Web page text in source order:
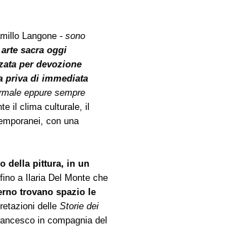
Langone - sono
sacra oggi
per devozione
priva di immediata
eppure sempre
il clima culturale, il
con una
della pittura, in un
a Ilaria Del Monte che
trovano spazio le
delle Storie dei
in compagnia del